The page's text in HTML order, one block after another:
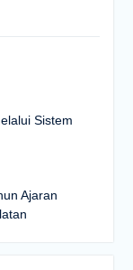
Sistem
Ajaran